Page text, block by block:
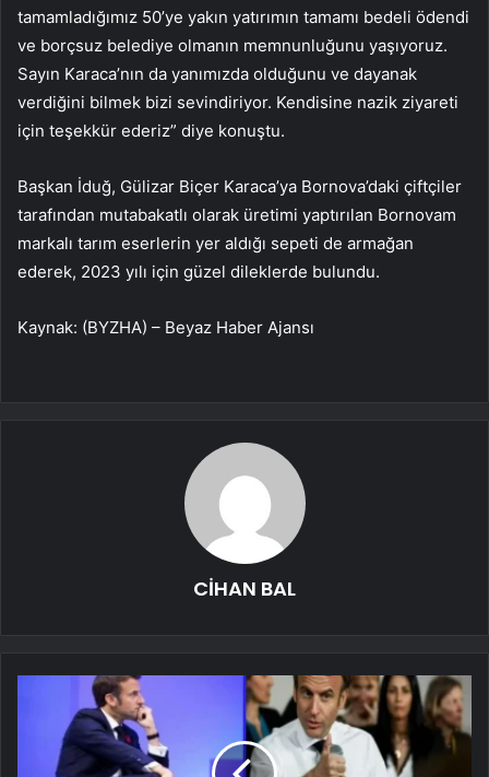
tamamladığımız 50’ye yakın yatırımın tamamı bedeli ödendi
ve borçsuz belediye olmanın memnunluğunu yaşıyoruz.
Sayın Karaca’nın da yanımızda olduğunu ve dayanak
verdiğini bilmek bizi sevindiriyor. Kendisine nazik ziyareti
için teşekkür ederiz” diye konuştu.
Başkan İduğ, Gülizar Biçer Karaca’ya Bornova’daki çiftçiler
tarafından mutabakatlı olarak üretimi yaptırılan Bornovam
markalı tarım eserlerin yer aldığı sepeti de armağan
ederek, 2023 yılı için güzel dileklerde bulundu.
Kaynak: (BYZHA) – Beyaz Haber Ajansı
CİHAN BAL